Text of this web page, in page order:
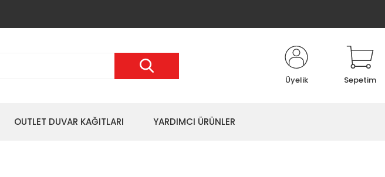
Üyelik Sepetim
OUTLET DUVAR KAĞITLARI YARDIMCI ÜRÜNLER